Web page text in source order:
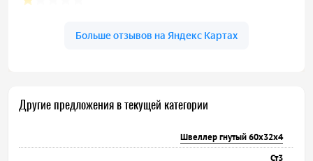
Другие предложения в текущей категории
Швеллер гнутый 60х32х4
Ст3